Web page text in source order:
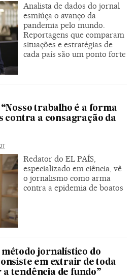
Analista de dados do jornal
esmiúça o avanço da
pandemia pelo mundo.
Reportagens que comparam
situações e estratégias de
cada país são um ponto forte
trabalho é a forma
contra a consagração da
Redator do EL PAÍS,
especializado em ciência, vê
o jornalismo como arma
contra a epidemia de boatos
método jornalístico do
em extrair de toda
tendência de fundo”